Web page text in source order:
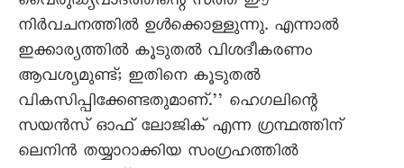
നിർവചനത്തിൽ ഉൾക്കൊള്ളുന്നു. എന്നാൽ
ഇക്കാര്യത്തിൽ കൂടുതൽ വിശദീകരണം
ആവശ്യമുണ്ട്; ഇതിനെ കൂടുതൽ
വികസിപ്പിക്കേണ്ടതുമാണ്.’’ ഹെഗലിന്റെ
സയൻസ് ഓഫ് ലോജിക് എന്ന ഗ്രന്ഥത്തിന്
ലെനിൻ തയ്യാറാക്കിയ സംഗ്രഹത്തിൽ